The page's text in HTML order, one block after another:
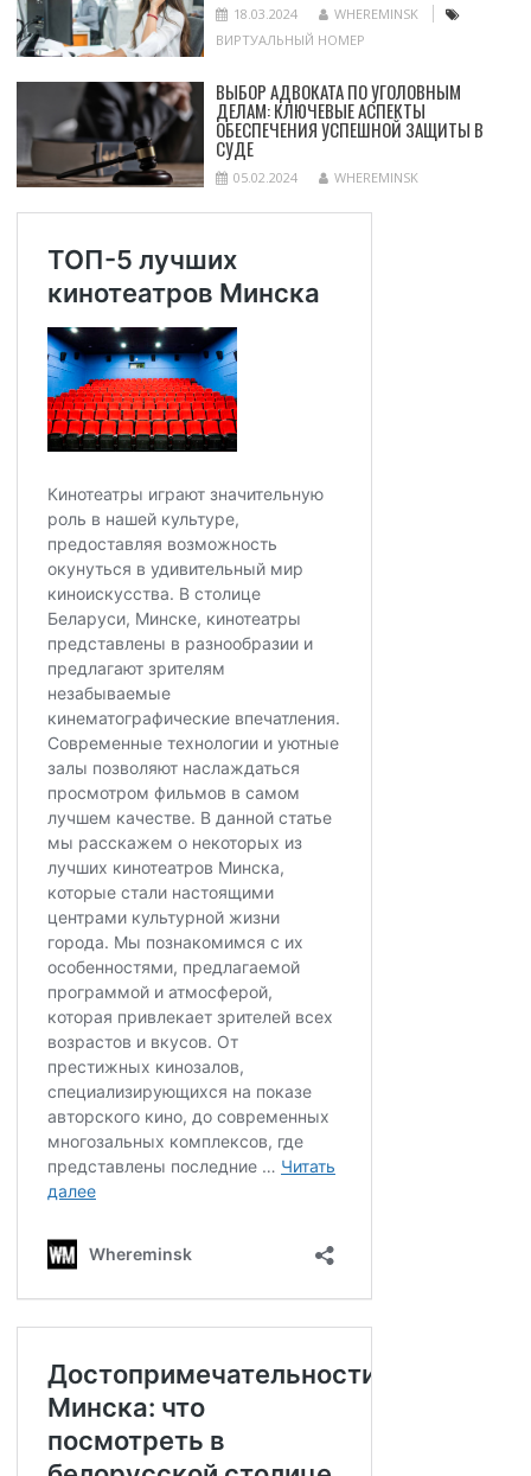
18.03.2024
WHEREMINSK
ВИРТУАЛЬНЫЙ НОМЕР
ВЫБОР АДВОКАТА ПО УГОЛОВНЫМ
ДЕЛАМ: КЛЮЧЕВЫЕ АСПЕКТЫ
ОБЕСПЕЧЕНИЯ УСПЕШНОЙ ЗАЩИТЫ В
СУДЕ
05.02.2024 WHEREMINSK